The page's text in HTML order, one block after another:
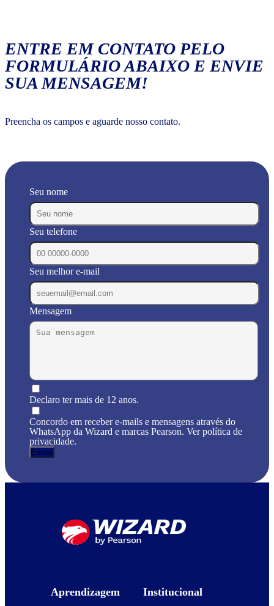
ENTRE EM CONTATO PELO
FORMULÁRIO ABAIXO E ENVIE
SUA MENSAGEM!
Preencha os campos e aguarde nosso contato.
Seu nome
Seu telefone
Seu melhor e-mail
Mensagem
Declaro ter mais de 12 anos.
Concordo em receber e-mails e mensagens através do
WhatsApp da Wizard e marcas Pearson. Ver política de
privacidade.
Aprendizagem Institucional